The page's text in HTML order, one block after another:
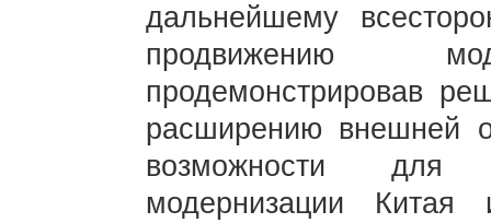
дальнейшему
продвижению
продемонстрировав
расширению внешней
возможности для
модернизации